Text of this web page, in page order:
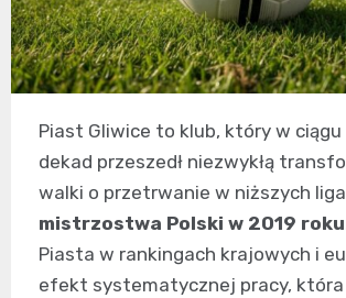
Piast Gliwice to klub, który w ciągu
dekad przeszedł niezwykłą
walki o przetrwanie w niższych
mistrzostwa Polski w 2019 roku
Piasta w rankingach krajowych i
efekt systematycznej pracy, która